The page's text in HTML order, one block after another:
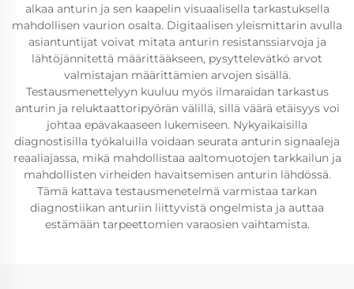
alkaa anturin ja sen kaapelin visuaalisella tarkastuksella
mahdollisen vaurion osalta. Digitaalisen yleismittarin avulla
asiantuntijat voivat mitata anturin resistanssiarvoja ja
lähtöjännitettä määrittääkseen, pysyttelevätkö arvot
valmistajan määrittämien arvojen sisällä.
Testausmenettelyyn kuuluu myös ilmaraidan tarkastus
anturin ja reluktaattoripyörän välillä, sillä väärä etäisyys voi
johtaa epävakaaseen lukemiseen. Nykyaikaisilla
diagnostisilla työkaluilla voidaan seurata anturin signaaleja
reaaliajassa, mikä mahdollistaa aaltomuotojen tarkkailun ja
mahdollisten virheiden havaitsemisen anturin lähdössä.
Tämä kattava testausmenetelmä varmistaa tarkan
diagnostiikan anturiin liittyvistä ongelmista ja auttaa
estämään tarpeettomien varaosien vaihtamista.